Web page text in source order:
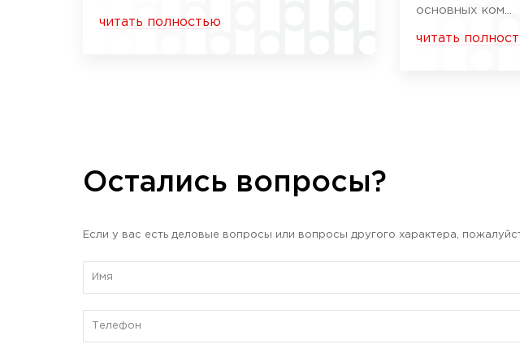
читать полностью
основных ком...
читать
Остались вопросы?
Если у вас есть деловые вопросы или вопросы другого характера,